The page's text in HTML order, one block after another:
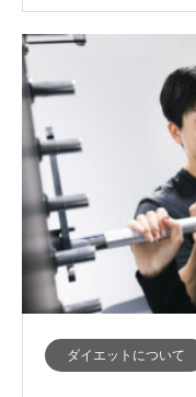
ダイエットについて